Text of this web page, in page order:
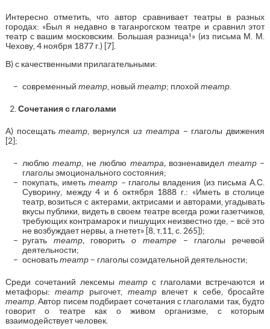
Интересно отметить, что автор сравнивает театры в разных
городах: «Был я недавно в таганрогском театре и сравнил этот
театр с вашим московским. Большая разница!» (из письма М. М.
Чехову, 4 ноября 1877 г.) [7].
В) с качественными прилагательными:
современный театр, новый театр; плохой театр.
Сочетания с глаголами
А) посещатьтеатр , вернулся из театра – глаголы движения
[2];
люблютеатр , не люблю театра, возненавидел театр –
глаголы эмоционального состояния;
покупать, иметь театр – глаголы владения (из письма А.С.
Суворину, между 4 и 6 октября 1888 г.: «Иметь в столице
театр, возиться с актерами, актрисами и авторами, угадывать
вкусы публики, видеть в своем театре всегда рожи газетчиков,
требующих контрамарок и пишущих неизвестно где, – всё это
не возбуждает нервы, а гнетет» [8, т.11, с. 265]);
ругать театр, говорить о театре– глаголы речевой
деятельности;
основатьтеатр– глаголы созидательной деятельности;
Среди сочетаний лексемы театрс глаголами встречаются и
метафоры:театр рыгочет, театр влечет к себе, бросайте
театр. Автор писем подбирает сочетания с глаголами так, будто
говорит о театре как о живом организме, с которым
взаимодействует человек.